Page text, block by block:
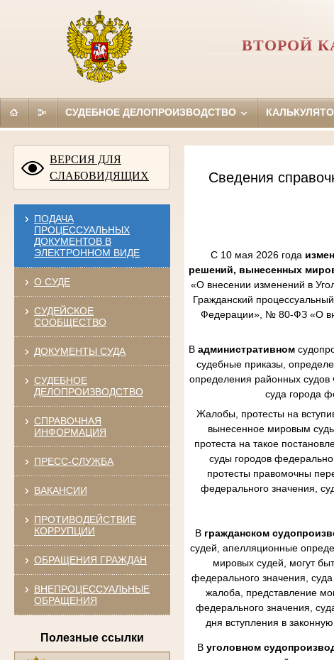
ВТОРОЙ
СУДЕБНОЕ ДЕЛОПРОИЗВОДСТВО
ВЕРСИЯ ДЛЯ
СЛАБОВИДЯЩИХ
ПОДАЧА
ПРОЦЕССУАЛЬНЫХ
ДОКУМЕНТОВ В
ЭЛЕКТРОННОМ ВИДЕ
О СУДЕ
СУДЕЙСКОЕ
СООБЩЕСТВО
ДОКУМЕНТЫ СУДА
СУДЕБНОЕ
ДЕЛОПРОИЗВОДСТВО
СПРАВОЧНАЯ
ИНФОРМАЦИЯ
ПРЕСС-СЛУЖБА
ВАКАНСИИ
ПРОТИВОДЕЙСТВИЕ
КОРРУПЦИИ
ОБРАЩЕНИЯ ГРАЖДАН
ВНЕПРОЦЕССУАЛЬНЫЕ
ОБРАЩЕНИЯ
Полезные ссылки
Сведения
С 10 мая 2026 года
решений, вынесенных
«О внесении изменений в
Гражданский
Федерации», № 80-ФЗ «О
В административном
судебные приказы,
определения районных судов
суда города
Жалобы, протесты на
вынесенное мировым
протеста на такое
суды городов
протесты правомочны
федерального значения,
В гражданском
судей, апелляционные
мировых судей, могут
федерального значения,
жалоба, представление
федерального значения,
дня вступления в
В уголовном